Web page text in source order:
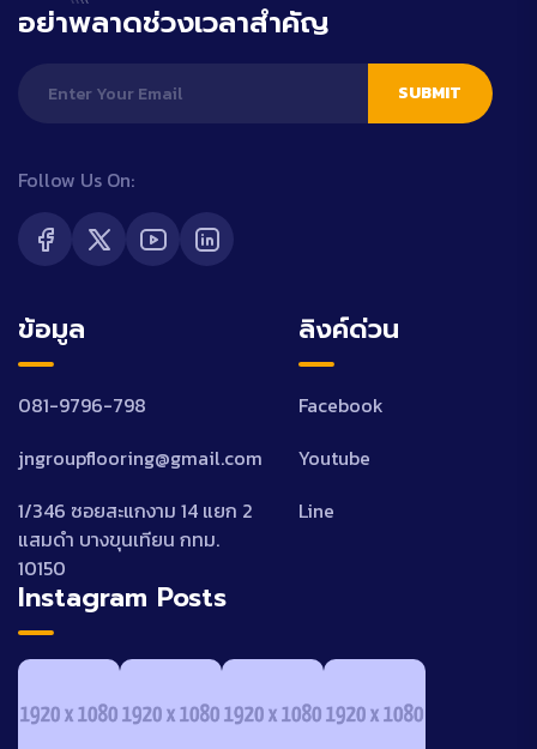
อย่าพลาดช่วงเวลาสำคัญ
SUBMIT
Follow Us On:
ข้อมูล
081-9796-798
jngroupflooring@gmail.com
1/346 ซอยสะแกงาม 14 แยก 2
แสมดำ บางขุนเทียน กทม.
10150
ลิงค์ด่วน
Facebook
Youtube
Line
Instagram Posts